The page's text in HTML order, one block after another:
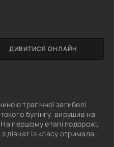
трагічної загибелі
булінгу, вирушив на
На першому етапі подорожі,
із класу отримала
ДИВИТИСЯ ОНЛАЙН